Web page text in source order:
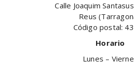
Calle Joaquim
Reus
Código postal:
Horario
Lunes –